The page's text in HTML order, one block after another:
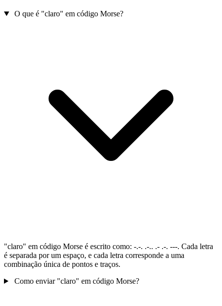
O que é "claro" em código Morse?
"claro" em código Morse é escrito como: -.-. .-.. .- .-. ---. Cada letra
é separada por um espaço, e cada letra corresponde a uma
combinação única de pontos e traços.
Como enviar "claro" em código Morse?